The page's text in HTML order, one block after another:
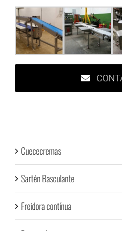
Cuececremas
Sartén Basculante
Freidora contínua